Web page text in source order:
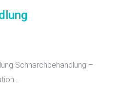
Schnarchbehandlung –